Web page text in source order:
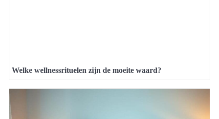
Welke wellnessrituelen zijn de moeite waard?